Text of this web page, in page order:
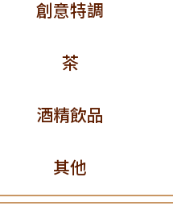
創意特調
茶
酒精飲品
其他